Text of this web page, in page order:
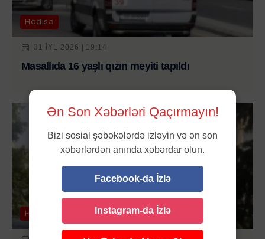
Hadisə
31 IYL 2026 | 19:14
Masallıda 16 yaşlı qızın meyiti tapıldı
Hadisə
Ən Son Xəbərləri Qaçırmayın!
Bizi sosial şəbəkələrdə izləyin və ən son
xəbərlərdən anında xəbərdar olun.
Facebook-da İzlə
Instagram-da İzlə